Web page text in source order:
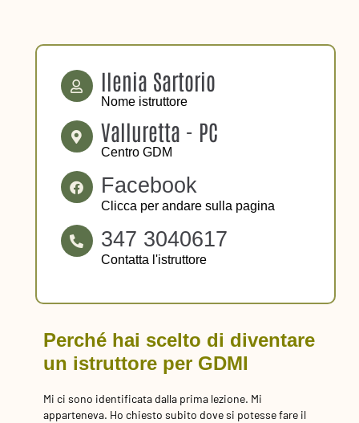
Ilenia Sartorio
Nome istruttore
Valluretta - PC
Centro GDM
Facebook
Clicca per andare sulla pagina
347 3040617
Contatta l'istruttore
Perché hai scelto di diventare
un istruttore per GDMI
Mi ci sono identificata dalla prima lezione. Mi
apparteneva. Ho chiesto subito dove si potesse fare il